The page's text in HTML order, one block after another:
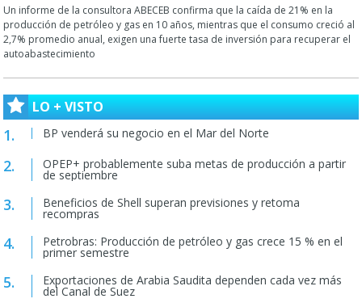
Un informe de la consultora ABECEB confirma que la caída de 21% en la
producción de petróleo y gas en 10 años, mientras que el consumo creció al
2,7% promedio anual, exigen una fuerte tasa de inversión para recuperar el
autoabastecimiento
LO + VISTO
BP venderá su negocio en el Mar del Norte
OPEP+ probablemente suba metas de producción a partir
de septiembre
Beneficios de Shell superan previsiones y retoma
recompras
Petrobras: Producción de petróleo y gas crece 15 % en el
primer semestre
Exportaciones de Arabia Saudita dependen cada vez más
del Canal de Suez